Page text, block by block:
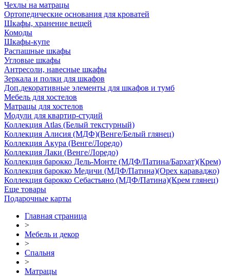
Чехлы на матрацы
Ортопедические основания для кроватей
Шкафы, хранение вещей
Комоды
Шкафы-купе
Распашные шкафы
Угловые шкафы
Антресоли, навесные шкафы
Зеркала и полки для шкафов
Доп.декоративные элементы для шкафов и тумб
Мебель для хостелов
Матрацы для хостелов
Модули для квартир-студий
Коллекция Atlas (Белый текстурный)
Коллекция Алисия (МДФ)(Венге/Белый глянец)
Коллекция Акура (Венге/Лоредо)
Коллекция Лаки (Венге/Лоредо)
Коллекция барокко Дель-Монте (МДФ/Патина/Бархат)(Крем)
Коллекция барокко Медичи (МДФ/Патина)(Орех караваджо)
Коллекция барокко Себастьяно (МДФ/Патина)(Крем глянец)
Еще товары
Подарочные карты
Главная страница
>
Мебель и декор
>
Спальня
>
Матрацы